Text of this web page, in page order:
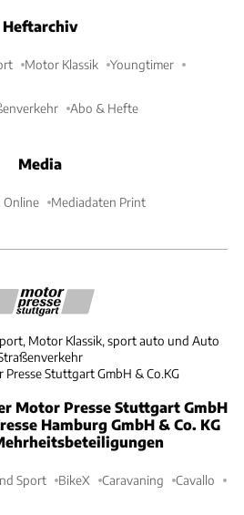
Heftarchiv
Motor Klassik Youngtimer
Abo & Hefte
Media
Online Mediadaten Print
Motor Klassik, sport auto und Auto
Stuttgart GmbH & Co.KG
Motor Presse Stuttgart GmbH
Hamburg GmbH & Co. KG
Sport BikeX Caravaning Cavallo